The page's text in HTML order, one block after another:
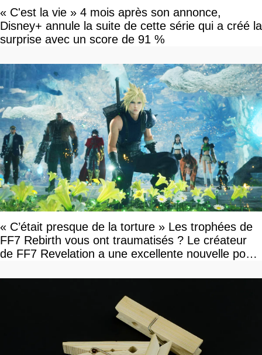
« C'est la vie » 4 mois après son annonce,
Disney+ annule la suite de cette série qui a créé la
surprise avec un score de 91 %
« C’était presque de la torture » Les trophées de
FF7 Rebirth vous ont traumatisés ? Le créateur
de FF7 Revelation a une excellente nouvelle pour